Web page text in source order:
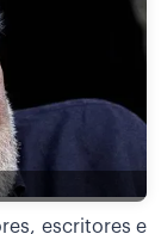
escritores e